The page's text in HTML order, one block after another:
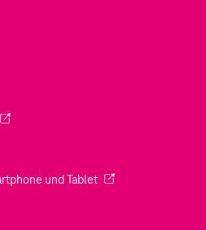
Tab geöffnet)
in einem neuen Tab geöffnet)
in einem neuen Tab geöffnet)
und Tablet(Wird in einem
einem neuen Tab geöffnet)